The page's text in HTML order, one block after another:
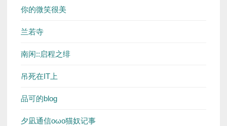
你的微笑很美
兰若寺
南闲::启程之绯
吊死在IT上
品可的blog
夕凪通信oωo猫奴记事